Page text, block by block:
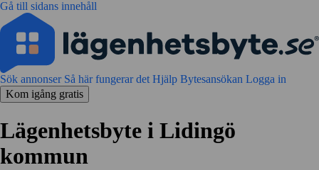
Gå till sidans innehåll
Sök annonser Så här fungerar det Hjälp Bytesansökan Logga in
Kom igång gratis
Lägenhetsbyte i Lidingö
kommun